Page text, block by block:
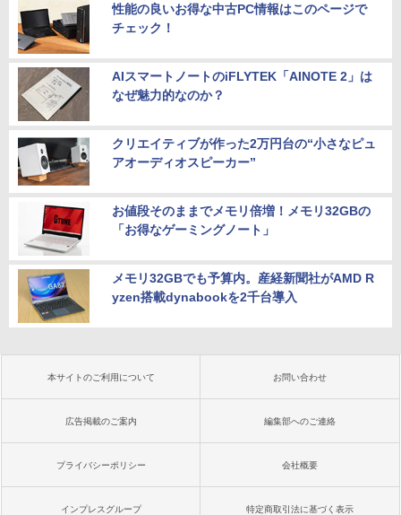
性能の良いお得な中古PC情報はこのページで
チェック！
AIスマートノートのiFLYTEK「AINOTE 2」は
なぜ魅力的なのか？
クリエイティブが作った2万円台の“小さなピュ
アオーディオスピーカー”
お値段そのままでメモリ倍増！メモリ32GBの
「お得なゲーミングノート」
メモリ32GBでも予算内。産経新聞社がAMD R
yzen搭載dynabookを2千台導入
本サイトのご利用について お問い合わせ
広告掲載のご案内 編集部へのご連絡
プライバシーポリシー 会社概要
インプレスグループ 特定商取引法に基づく表示